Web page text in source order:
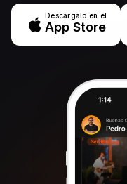
Descárgalo en el
App Store